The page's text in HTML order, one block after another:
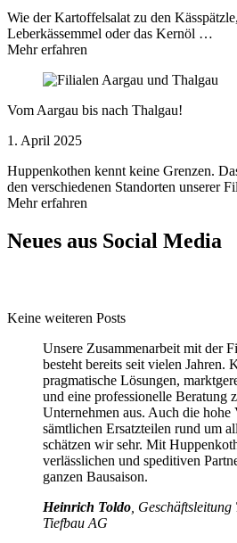
Wie der Kartoffelsalat zu den
Leberkässemmel oder das Kernöl …
Mehr erfahren
Vom Aargau bis nach Thalgau!
1. April 2025
Huppenkothen kennt keine Grenzen.
den verschiedenen Standorten unserer
Mehr erfahren
Neues aus Social Media
Keine weiteren Posts
Unsere Zusammenarbeit mit der
besteht bereits seit vielen Jahren.
pragmatische Lösungen,
und eine professionelle Beratung
Unternehmen aus. Auch die hohe
sämtlichen Ersatzteilen rund um
schätzen wir sehr. Mit
verlässlichen und speditiven
ganzen Bausaison.
Heinrich Toldo ,
Tiefbau AG